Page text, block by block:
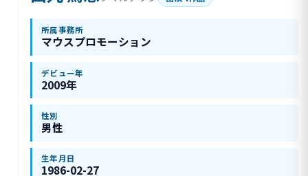
所属事務所
マウスプロモーション
デビュー年
2009年
性別
男性
生年月日
1986-02-27